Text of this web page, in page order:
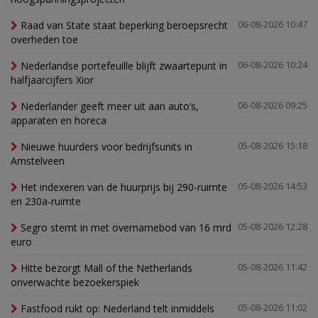
06-08-2026 10:47
Raad van State staat beperking beroepsrecht
overheden toe
06-08-2026 10:24
Nederlandse portefeuille blijft zwaartepunt in
halfjaarcijfers Xior
06-08-2026 09:25
Nederlander geeft meer uit aan auto’s,
apparaten en horeca
05-08-2026 15:18
Nieuwe huurders voor bedrijfsunits in
Amstelveen
05-08-2026 14:53
Het indexeren van de huurprijs bij 290-ruimte
en 230a-ruimte
05-08-2026 12:28
Segro stemt in met overnamebod van 16 mrd
euro
05-08-2026 11:42
Hitte bezorgt Mall of the Netherlands
onverwachte bezoekerspiek
05-08-2026 11:02
Fastfood rukt op: Nederland telt inmiddels